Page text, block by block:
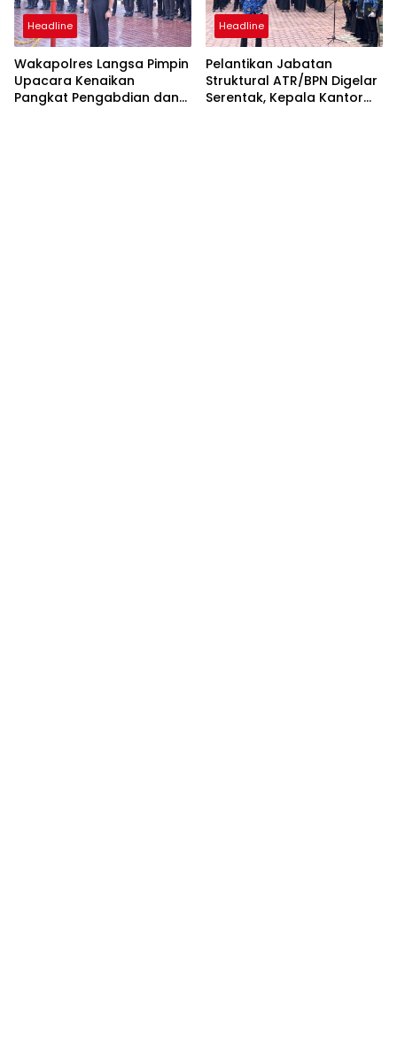
Headline
Wakapolres Langsa Pimpin
Upacara Kenaikan
Pangkat Pengabdian dan
Headline
Pelantikan Jabatan
Struktural ATR/BPN Digelar
Serentak, Kepala Kantor